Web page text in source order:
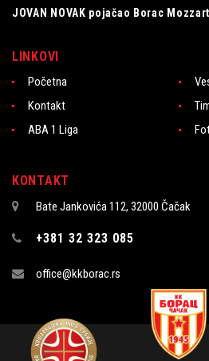
JOVAN NOVAK pojačao Borac
LINKOVI
Početna
Kontakt
ABA 1 Liga
KONTAKT
Bate Jankovića 112, 32000 Čačak
+381 32 323 085
office@kkborac.rs